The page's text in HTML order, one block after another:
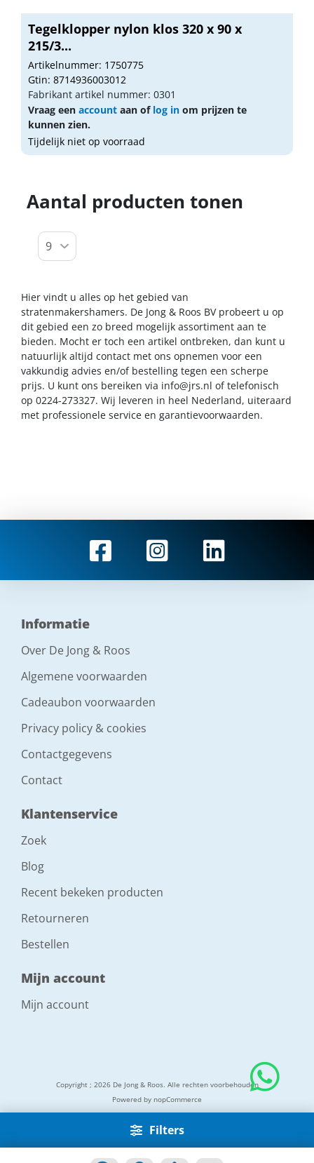
Filters
Tegelklopper nylon klos 320 x 90 x
215/3...
Artikelnummer: 1750775
Gtin: 8714936003012
Fabrikant artikel nummer: 0301
Vraag een account aan of log in om prijzen te
kunnen zien.
Tijdelijk niet op voorraad
Aantal producten tonen
Hier vindt u alles op het gebied van
stratenmakershamers. De Jong & Roos BV probeert u op
dit gebied een zo breed mogelijk assortiment aan te
bieden. Mocht er toch een artikel ontbreken, dan kunt u
natuurlijk altijd contact met ons opnemen voor een
vakkundig advies en/of bestelling tegen een scherpe
prijs. U kunt ons bereiken via info@jrs.nl of telefonisch
op 0224-273327. Wij leveren in heel Nederland, uiteraard
met professionele service en garantievoorwaarden.
Informatie
Over De Jong & Roos
Algemene voorwaarden
Cadeaubon voorwaarden
Privacy policy & cookies
Contactgegevens
Contact
Klantenservice
Zoek
Blog
Recent bekeken producten
Retourneren
Bestellen
Mijn account
Mijn account
Copyright ; 2026 De Jong & Roos. Alle rechten voorbehouden
Powered by nopCommerce